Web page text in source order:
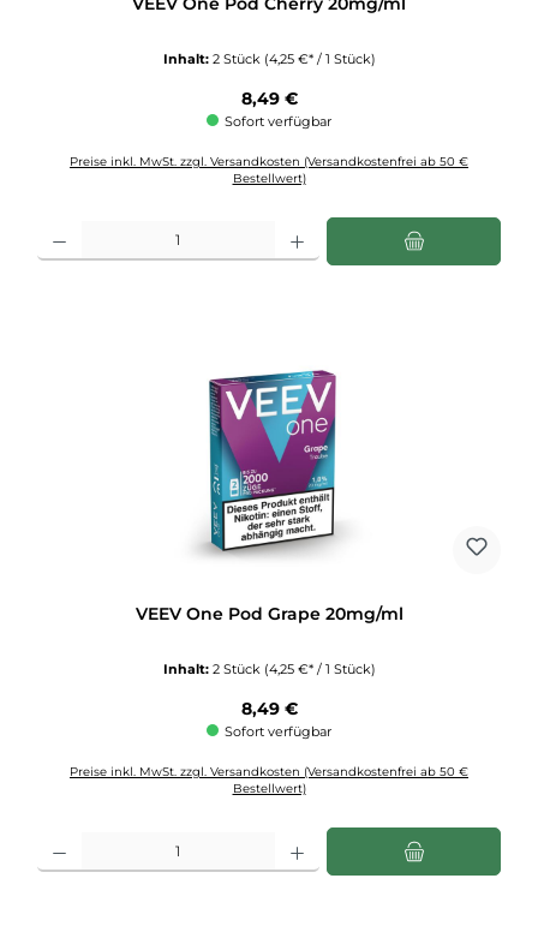
Inhalt: 2 Stück (4,25 €* / 1 Stück)
Regulärer Preis:
8,49 €
Sofort verfügbar
Preise inkl. MwSt. zzgl. Versandkosten (Versandkostenfrei ab 50 €
Bestellwert)
VEEV One Pod Grape 20mg/ml
Inhalt: 2 Stück (4,25 €* / 1 Stück)
Regulärer Preis:
8,49 €
Sofort verfügbar
Preise inkl. MwSt. zzgl. Versandkosten (Versandkostenfrei ab 50 €
Bestellwert)
Produkt Anzahl: Gib den gewünschten Wert ein oder benutze die Schaltflächen